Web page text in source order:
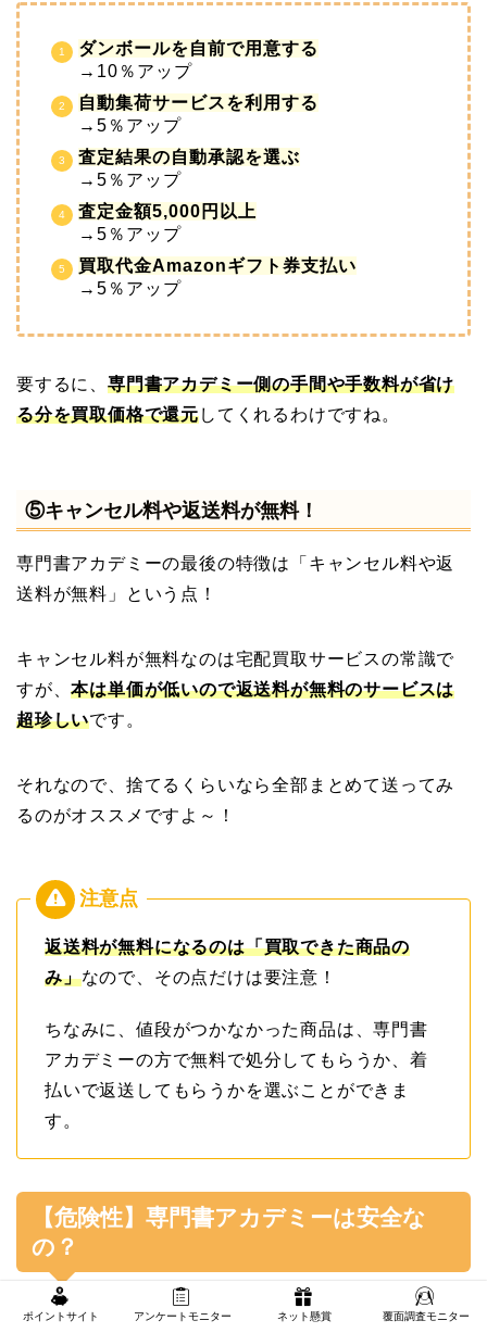
ダンボールを自前で用意する
→10％アップ
自動集荷サービスを利用する
→5％アップ
査定結果の自動承認を選ぶ
→5％アップ
査定金額5,000円以上
→5％アップ
買取代金Amazonギフト券支払い
→5％アップ
要するに、 専門書アカデミー側の手間や手数料が省け
る分を買取価格で還元してくれるわけですね。
⑤キャンセル料や返送料が無料！
専門書アカデミーの最後の特徴は「キャンセル料や返
送料が無料」という点！
キャンセル料が無料なのは宅配買取サービスの常識で
すが、本は単価が低いので返送料が無料のサービスは
超珍しいです。
それなので、捨てるくらいなら全部まとめて送ってみ
るのがオススメですよ～！
返送料が無料になるのは「買取できた商品の
み」なので、その点だけは要注意！
ちなみに、値段がつかなかった商品は、専門書
アカデミーの方で無料で処分してもらうか、着
払いで返送してもらうかを選ぶことができま
す。
【危険性】専門書アカデミーは安全な
の？
ポイントサイト アンケートモニター ネット懸賞 覆面調査モニター